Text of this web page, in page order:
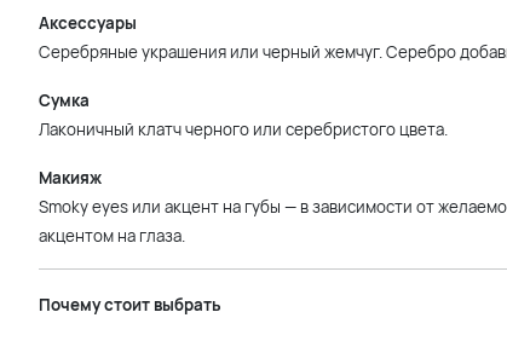
Аксессуары
Серебряные украшения или черный жемчуг. Серебро
Сумка
Лаконичный клатч черного или серебристого цвета.
Макияж
Smoky eyes или акцент на губы — в зависимости от
акцентом на глаза.
Почему стоит выбрать